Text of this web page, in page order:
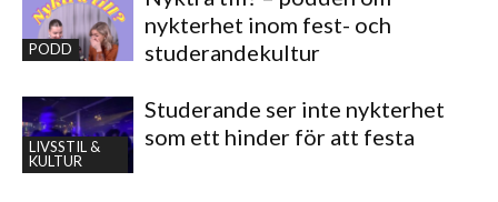
PODD
nykterhet inom fest- och
studerandekultur
LIVSSTIL &
KULTUR
Studerande ser inte nykterhet
som ett hinder för att festa